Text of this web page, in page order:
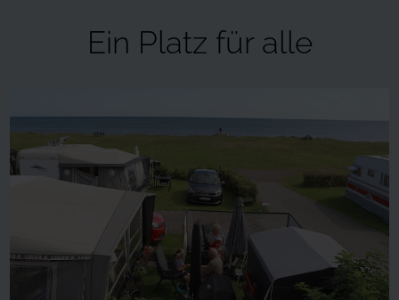
Ein Platz für alle